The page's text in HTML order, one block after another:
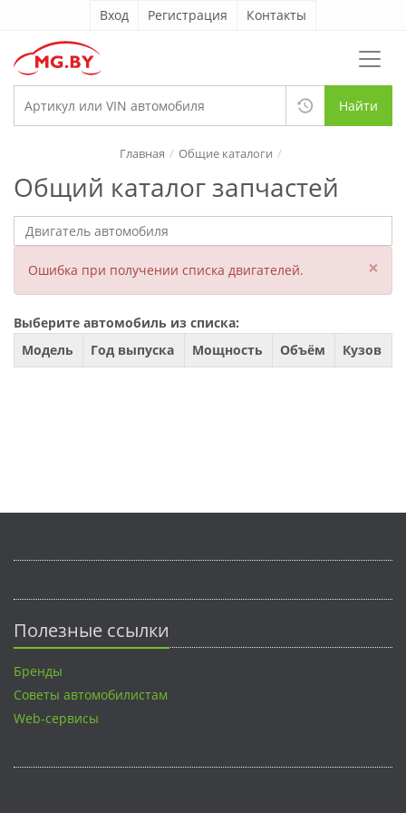
Вход Регистрация Контакты
Найти
Общий каталог запчастей
Главная Общие каталоги
Ошибка при получении списка двигателей. ×
Выберите автомобиль из списка:
Модель
Год выпуска Мощность Объём Кузов
Полезные ссылки
Бренды
Советы автомобилистам
Web-сервисы